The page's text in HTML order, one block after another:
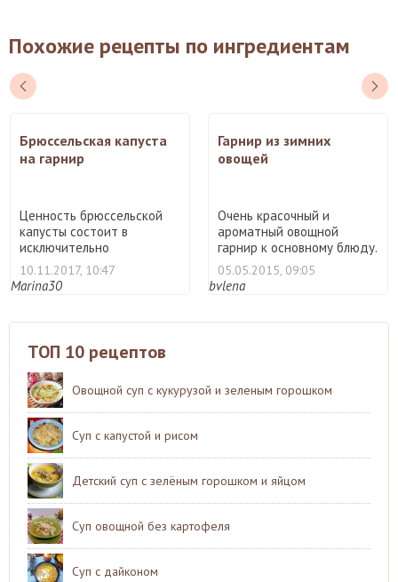
Похожие рецепты по ингредиентам
Брюссельская капуста
на гарнир
Ценность брюссельской
капусты состоит в
исключительно
разнообразном ...
10.11.2017, 10:47
Marina30
Гарнир из зимних
овощей
Очень красочный и
ароматный овощной
гарнир к основному блюду.
Я гото ...
05.05.2015, 09:05
bvlena
ТОП 10 рецептов
Овощной суп с кукурузой и зеленым горошком
Суп с капустой и рисом
Детский суп с зелёным горошком и яйцом
Суп овощной без картофеля
Суп с дайконом